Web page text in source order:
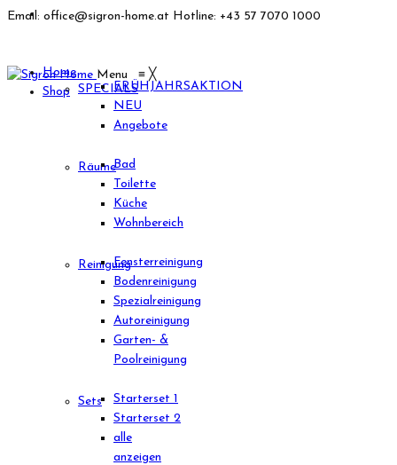
Email: office@sigron-home.at Hotline: +43 57 7070 1000
Menu ≡ ╳
Home
Shop SPECIALSFRÜHJAHRSAKTION
NEU
Angebote
RäumeBad
Toilette
Küche
Wohnbereich
ReinigungFensterreinigung
Bodenreinigung
Spezialreinigung
Autoreinigung
Garten- &
Poolreinigung
Sets
Starterset 1
Starterset 2
alle
anzeigen